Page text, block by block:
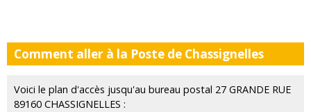
Comment aller à la Poste de Chassignelles
Voici le plan d'accès jusqu'au bureau postal 27 GRANDE RUE
89160 CHASSIGNELLES :